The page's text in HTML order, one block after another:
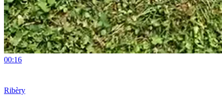
00:16
Ribèry